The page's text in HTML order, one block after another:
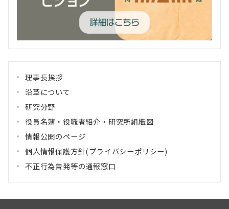
理事長挨拶
沿革について
研究分野
役員名簿・役職者紹介・研究所組織図
情報公開のページ
個人情報保護方針(プライバシーポリシー)
不正行為告発等の通報窓口